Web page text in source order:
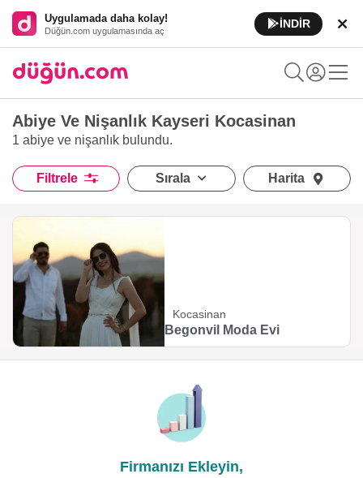
Uygulamada daha kolay!
Düğün.com uygulamasında aç
İNDİR
Abiye Ve Nişanlık Kayseri Kocasinan
1 abiye ve nişanlık bulundu.
Filtrele Sırala Harita
Kocasinan
Begonvil Moda Evi
Firmanızı Ekleyin,